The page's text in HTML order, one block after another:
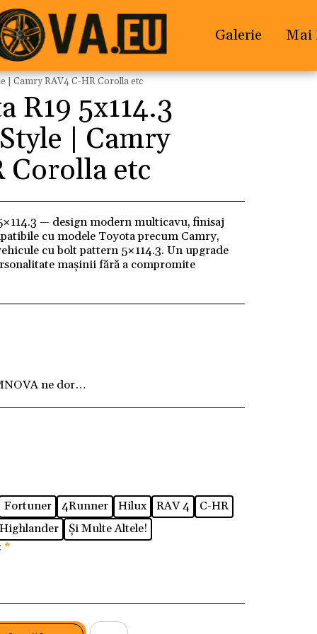
Galerie Mai
| Camry RAV4 C-HR Corolla etc
R19 5x114.3
| Camry
Corolla etc
— design modern multicavu, finisaj
cu modele Toyota precum Camry,
cu bolt pattern 5×114.3. Un upgrade
mașinii fără a compromite
ne dorim ca fiecare client să fie pe
Fortuner 4Runner Hilux RAV 4
C-HR
Highlander
Și Multe Altele!
*